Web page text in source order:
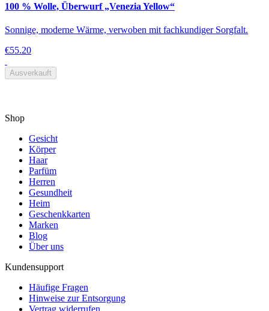
100 % Wolle, Überwurf „Venezia Yellow“
Sonnige, moderne Wärme, verwoben mit fachkundiger Sorgfalt.
€55.20
Ausverkauft
Shop
Gesicht
Körper
Haar
Parfüm
Herren
Gesundheit
Heim
Geschenkkarten
Marken
Blog
Über uns
Kundensupport
Häufige Fragen
Hinweise zur Entsorgung